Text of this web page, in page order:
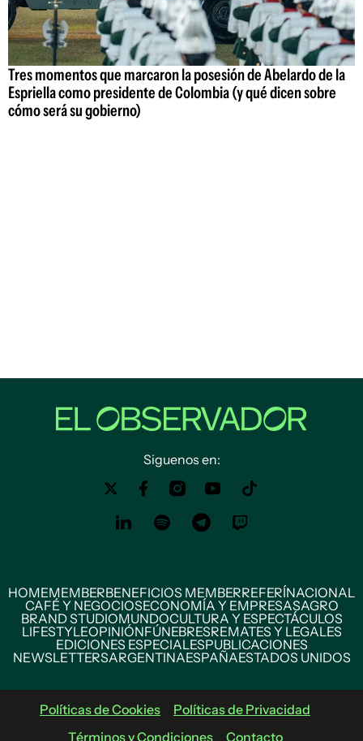
Tres momentos que marcaron la posesión de Abelardo de la
Espriella como presidente de Colombia (y qué dicen sobre
cómo será su gobierno)
Siguenos en:
HOMEMEMBERBENEFICIOS MEMBERREFERÍNACIONAL
CAFÉ Y NEGOCIOSECONOMÍA Y EMPRESASAGRO
BRAND STUDIOMUNDOCULTURA Y ESPECTÁCULOS
LIFESTYLEOPINIÓNFÚNEBRESREMATES Y LEGALES
EDICIONES ESPECIALESPUBLICACIONES
NEWSLETTERSARGENTINAESPAÑAESTADOS UNIDOS
Políticas de Cookies
Políticas de Privacidad
Términos y Condiciones
Contacto